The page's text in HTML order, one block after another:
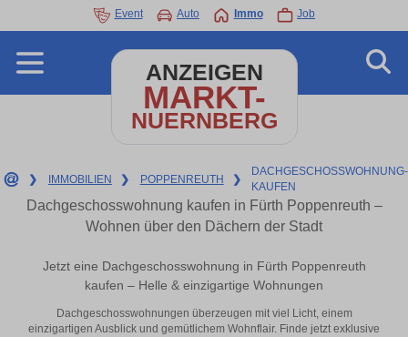
Event Auto Immo Job
ANZEIGEN
MARKT-
NUERNBERG
❯ IMMOBILIEN ❯ POPPENREUTH ❯
DACHGESCHOSSWOHNUNG-
KAUFEN
Dachgeschosswohnung kaufen in Fürth Poppenreuth –
Wohnen über den Dächern der Stadt
Jetzt eine Dachgeschosswohnung in Fürth Poppenreuth
kaufen – Helle & einzigartige Wohnungen
Dachgeschosswohnungen überzeugen mit viel Licht, einem
einzigartigen Ausblick und gemütlichem Wohnflair. Finde jetzt exklusive